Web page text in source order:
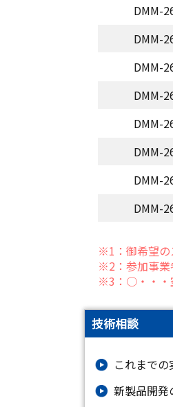
DMM-
DMM-
DMM-
DMM-
DMM-
DMM-
DMM-
DMM-
※1：御希望の
※2：参加事業
※3：○・・・
技術相談
これまでの
新製品開発